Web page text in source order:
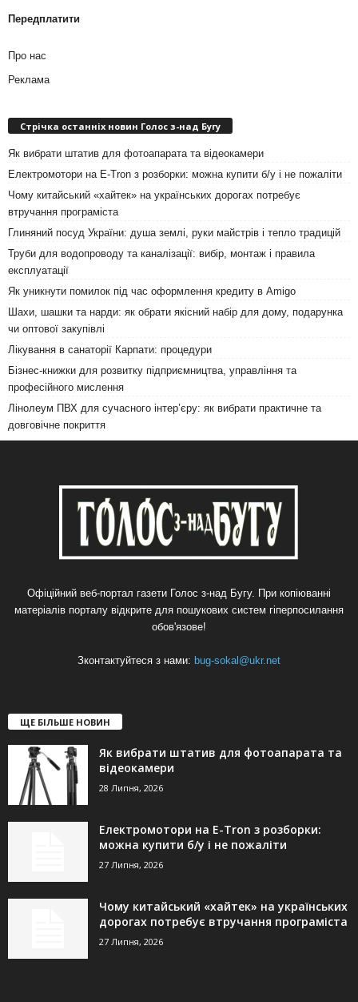
Передплатити
Про нас
Реклама
Стрічка останніх новин Голос з-над Бугу
Як вибрати штатив для фотоапарата та відеокамери
Електромотори на E-Tron з розборки: можна купити б/у і не пожаліти
Чому китайський «хайтек» на українських дорогах потребує
втручання програміста
Глиняний посуд України: душа землі, руки майстрів і тепло традицій
Труби для водопроводу та каналізації: вибір, монтаж і правила
експлуатації
Як уникнути помилок під час оформлення кредиту в Amigo
Шахи, шашки та нарди: як обрати якісний набір для дому, подарунка
чи оптової закупівлі
Лікування в санаторії Карпати: процедури
Бізнес-книжки для розвитку підприємництва, управління та
професійного мислення
Лінолеум ПВХ для сучасного інтер’єру: як вибрати практичне та
довговічне покриття
Офіційний веб-портал газети Голос з-над Бугу. При копіюванні
матеріалів порталу відкрите для пошукових систем гіперпосилання
обов'язове!
Зконтактуйтеся з нами: bug-sokal@ukr.net
ЩЕ БІЛЬШЕ НОВИН
Як вибрати штатив для фотоапарата та
відеокамери
28 Липня, 2026
Електромотори на E-Tron з розборки:
можна купити б/у і не пожаліти
27 Липня, 2026
Чому китайський «хайтек» на українських
дорогах потребує втручання програміста
27 Липня, 2026